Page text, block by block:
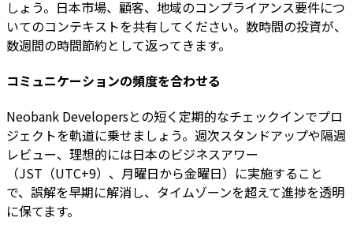
しょう。日本市場、顧客、地域のコンプライアンス要件につ
いてのコンテキストを共有してください。数時間の投資が、
数週間の時間節約として返ってきます。
コミュニケーションの頻度を合わせる
Neobank Developersとの短く定期的なチェックインでプロ
ジェクトを軌道に乗せましょう。週次スタンドアップや隔週
レビュー、理想的には日本のビジネスアワー
（JST（UTC+9）、月曜日から金曜日）に実施すること
で、誤解を早期に解消し、タイムゾーンを超えて進捗を透明
に保てます。